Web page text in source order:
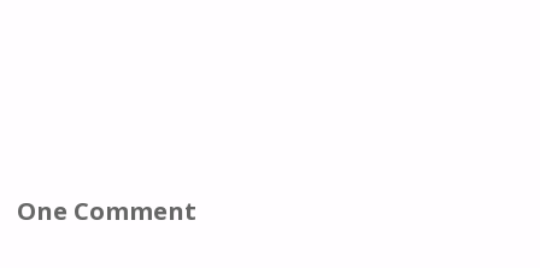
One Comment